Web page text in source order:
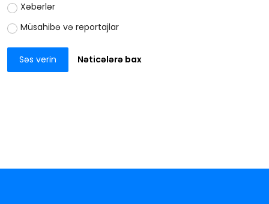
Xəbərlər
Müsahibə və reportajlar
Səs verin Nəticələrə bax